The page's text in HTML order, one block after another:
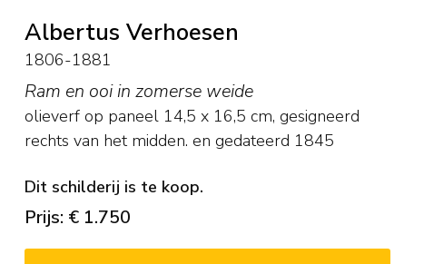
Albertus Verhoesen
1806-1881
Ram en ooi in zomerse weide
olieverf op paneel 14,5 x 16,5 cm, gesigneerd
rechts van het midden. en gedateerd 1845
Dit schilderij is te koop.
Prijs: € 1.750